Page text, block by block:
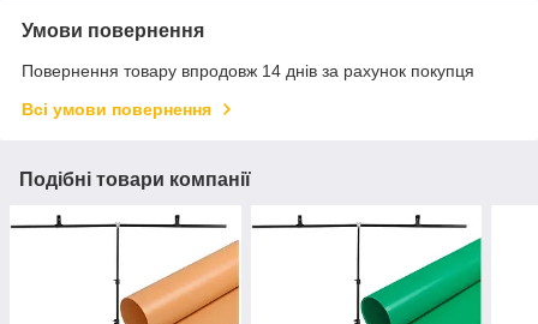
Умови повернення
Повернення товару впродовж 14 днів за рахунок покупця
Всі умови повернення
Подібні товари компанії